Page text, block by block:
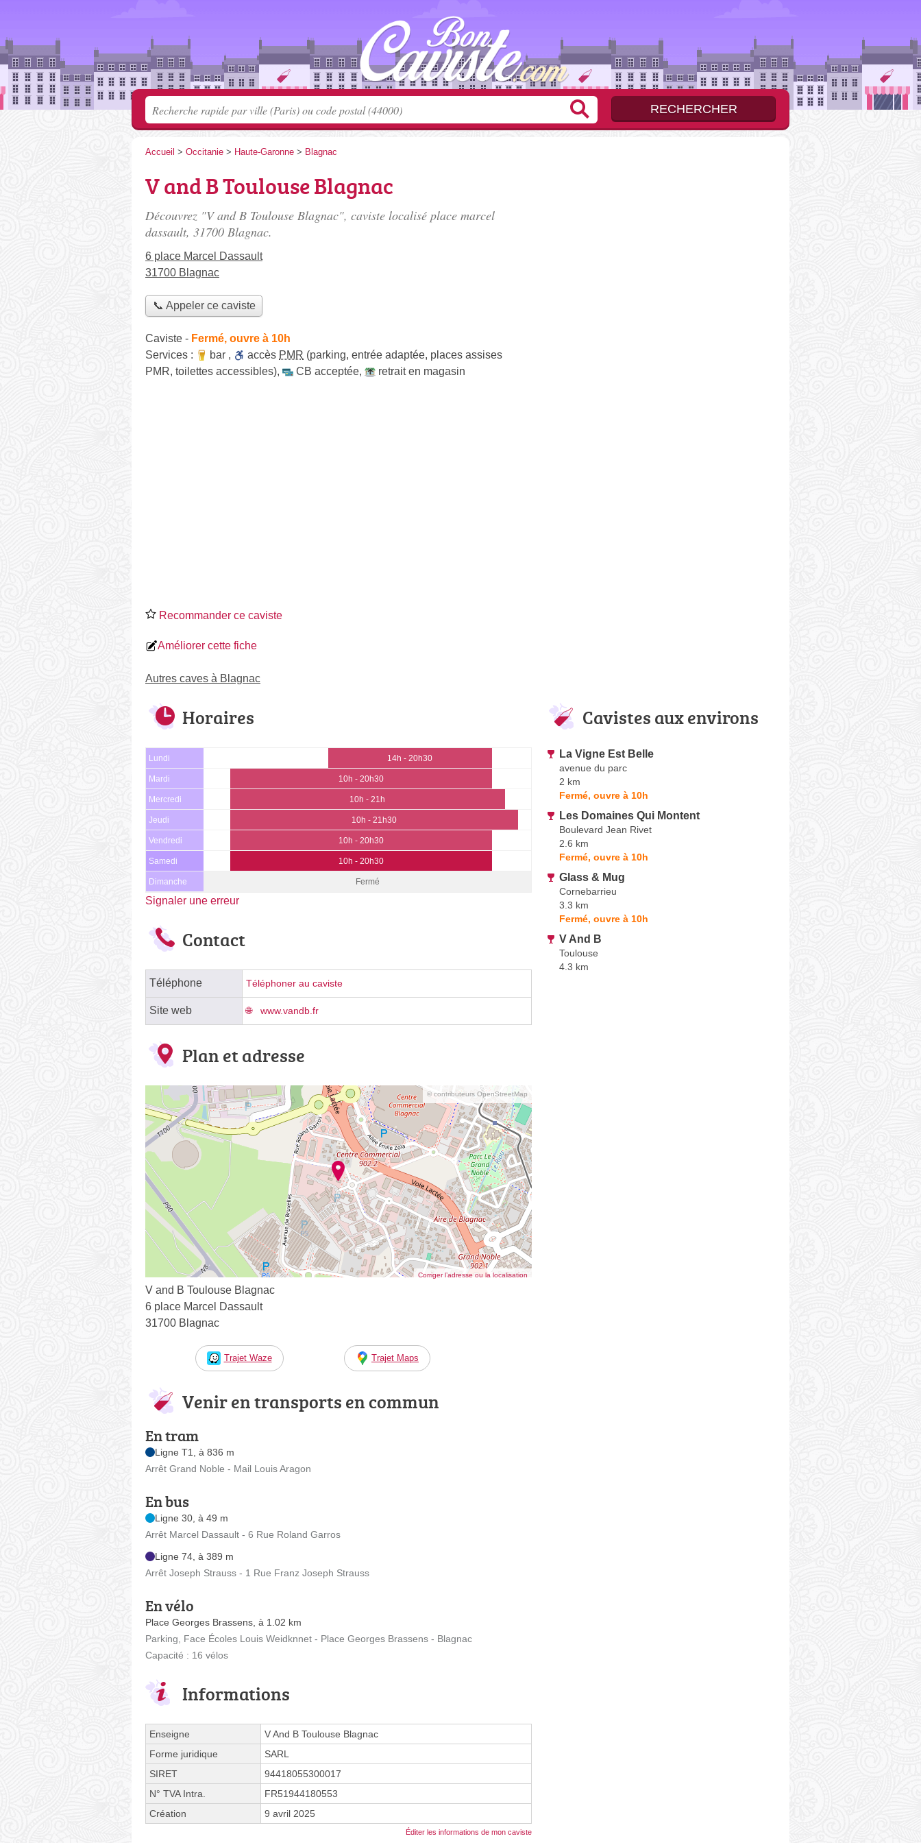
Accueil > Occitanie > Haute-Garonne > Blagnac
V and B Toulouse Blagnac
Découvrez "V and B Toulouse Blagnac", caviste localisé place marcel
dassault, 31700 Blagnac.
6 place Marcel Dassault
31700 Blagnac
📞 Appeler ce caviste
Caviste - Fermé, ouvre à 10h
Services :
bar , accès PMR (parking, entrée adaptée, places assises
PMR, toilettes accessibles), CB acceptée, retrait en magasin
Recommander ce caviste
Améliorer cette fiche
Autres caves à Blagnac
Horaires
Lundi 14h - 20h30
Mardi 10h - 20h30
Mercredi 10h - 21h
Jeudi 10h - 21h30
Vendredi 10h - 20h30
Samedi 10h - 20h30
Dimanche Fermé
Signaler une erreur
Contact
Téléphone Téléphoner au caviste
Site web www.vandb.fr
Plan et adresse
© contributeurs OpenStreetMap
Corriger l’adresse ou la localisation
V and B Toulouse Blagnac
6 place Marcel Dassault
31700 Blagnac
Trajet Waze Trajet Maps
Venir en transports en commun
En tram
Ligne T1, à 836 m
Arrêt Grand Noble - Mail Louis Aragon
En bus
Ligne 30, à 49 m
Arrêt Marcel Dassault - 6 Rue Roland Garros
Ligne 74, à 389 m
Arrêt Joseph Strauss - 1 Rue Franz Joseph Strauss
En vélo
Place Georges Brassens, à 1.02 km
Parking, Face Écoles Louis Weidknnet - Place Georges Brassens - Blagnac
Capacité : 16 vélos
Informations
Enseigne
V And B Toulouse Blagnac
Forme juridique
SARL
SIRET
94418055300017
N° TVA Intra.
FR51944180553
Création
9 avril 2025
Éditer les informations de mon caviste
Cavistes aux environs
La Vigne Est Belle
avenue du parc
2 km
Fermé, ouvre à 10h
Les Domaines Qui Montent
Boulevard Jean Rivet
2.6 km
Fermé, ouvre à 10h
Glass & Mug
Cornebarrieu
3.3 km
Fermé, ouvre à 10h
V And B
Toulouse
4.3 km